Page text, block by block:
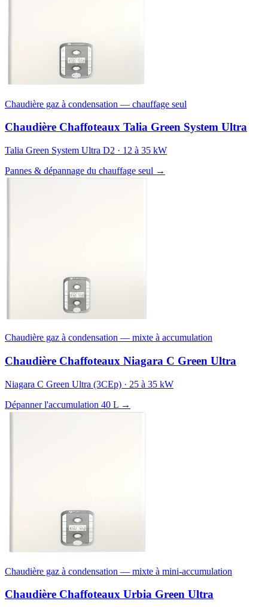
Chaudière gaz à condensation — chauffage seul
Chaudière Chaffoteaux Talia Green System Ultra
Talia Green System Ultra D2 · 12 à 35 kW
Pannes & dépannage du chauffage seul →
Chaudière gaz à condensation — mixte à accumulation
Chaudière Chaffoteaux Niagara C Green Ultra
Niagara C Green Ultra (3CEp) · 25 à 35 kW
Dépanner l'accumulation 40 L →
Chaudière gaz à condensation — mixte à mini-accumulation
Chaudière Chaffoteaux Urbia Green Ultra